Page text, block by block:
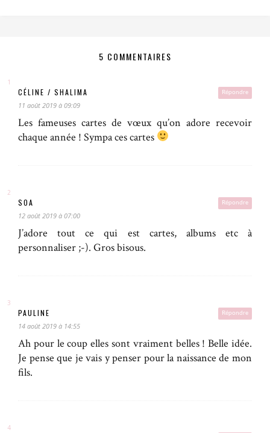
5 COMMENTAIRES
Répondre
CÉLINE / SHALIMA
11 août 2019 à 09:09
Les fameuses cartes de vœux qu’on adore recevoir
chaque année ! Sympa ces cartes
Répondre
SOA
12 août 2019 à 07:00
J’adore tout ce qui est cartes, albums etc à
personnaliser ;-). Gros bisous.
Répondre
PAULINE
14 août 2019 à 14:55
Ah pour le coup elles sont vraiment belles ! Belle idée.
Je pense que je vais y penser pour la naissance de mon
fils.